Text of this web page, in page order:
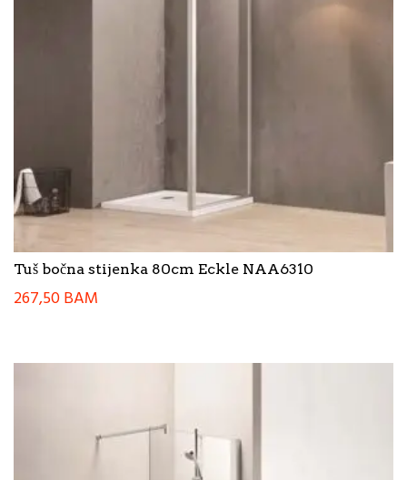
Tuš bočna stijenka 80cm Eckle NAA6310
267,50BAM